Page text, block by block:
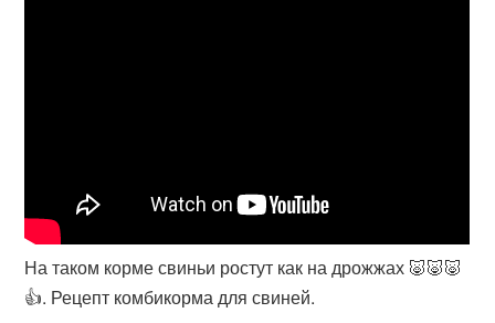
На таком корме свиньи ростут как на дрожжах 🐷🐷🐷
👍. Рецепт комбикорма для свиней.